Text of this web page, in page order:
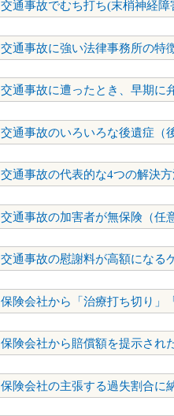
交通事故でむち打ち(末梢神経
交通事故に強い法律事務所の特
交通事故に遭ったとき、早期に
交通事故のいろいろな後遺症（
交通事故の代表的な4つの解決
交通事故の加害者が無保険（任
交通事故の慰謝料が高額になる
保険会社から「治療打ち切り」
保険会社から賠償額を提示され
保険会社の主張する過失割合に